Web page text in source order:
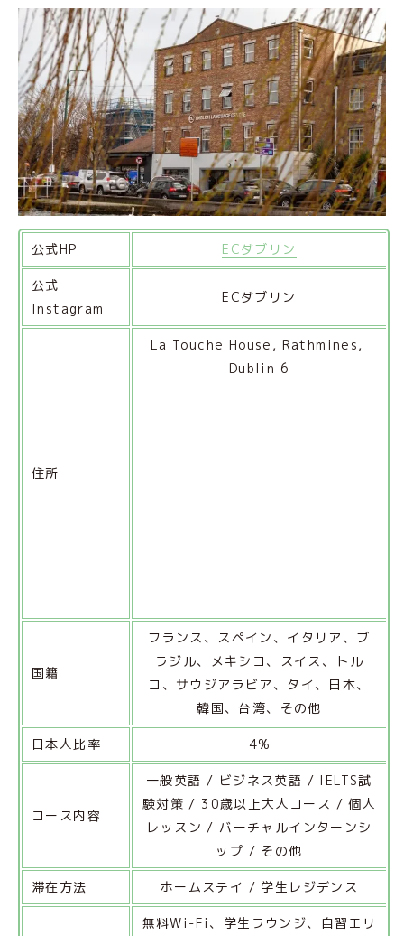
公式HP ECダブリン
公式
Instagram
ECダブリン
住所
La Touche House, Rathmines,
Dublin 6
国籍
フランス、スペイン、イタリア、ブ
ラジル、メキシコ、スイス、トル
コ、サウジアラビア、タイ、日本、
韓国、台湾、その他
日本人比率 4%
コース内容
一般英語 / ビジネス英語 / IELTS試
験対策 / 30歳以上大人コース / 個人
レッスン / バーチャルインターンシ
ップ / その他
滞在方法 ホームステイ / 学生レジデンス
無料Wi-Fi、学生ラウンジ、自習エリ